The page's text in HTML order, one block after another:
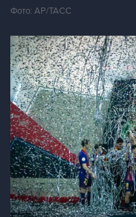
Фото: АР/ТАСС